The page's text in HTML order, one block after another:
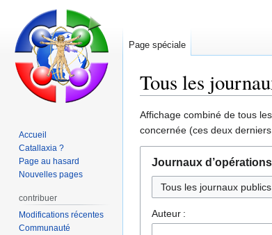
Tous les
Aller
à
la
navigation
Aller
à
la
recherche
Affichage combiné de tous
concernée (ces deux
Journaux d’opérations
Auteur :
Page spéciale
Accueil
Catallaxia ?
Page au hasard
Nouvelles pages
contribuer
Modifications récentes
Communauté